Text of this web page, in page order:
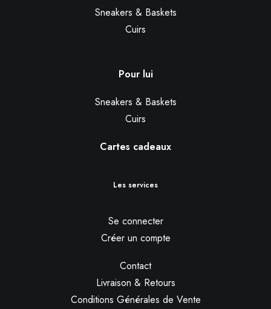
Sneakers & Baskets
Cuirs
Pour lui
Sneakers & Baskets
Cuirs
Cartes cadeaux
Les services
Se connecter
Créer un compte
Contact
Livraison & Retours
Conditions Générales de Vente